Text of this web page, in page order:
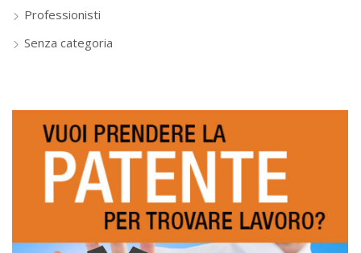
Professionisti
Senza categoria